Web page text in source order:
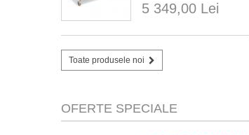
5 349,00 Lei
Toate produsele noi
OFERTE SPECIALE